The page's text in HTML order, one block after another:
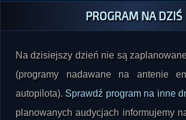
Na dzisiejszy dzień nie są
(programy nadawane na antenie
autopilota).
Sprawdź program na inne
planowanych audycjach informujemy
stronie oraz na naszych profilach